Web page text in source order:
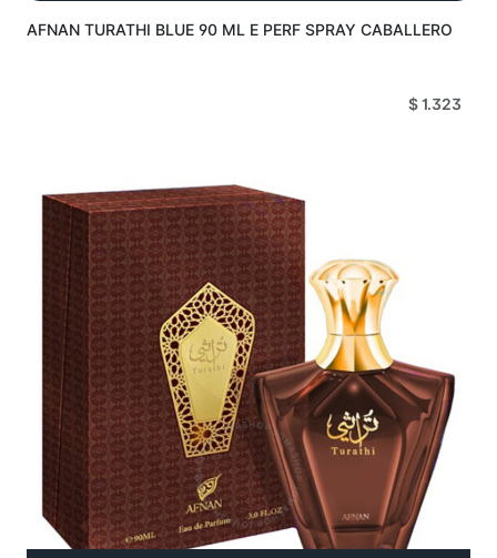
AFNAN TURATHI BLUE 90 ML E PERF SPRAY CABALLERO
$ 1.323